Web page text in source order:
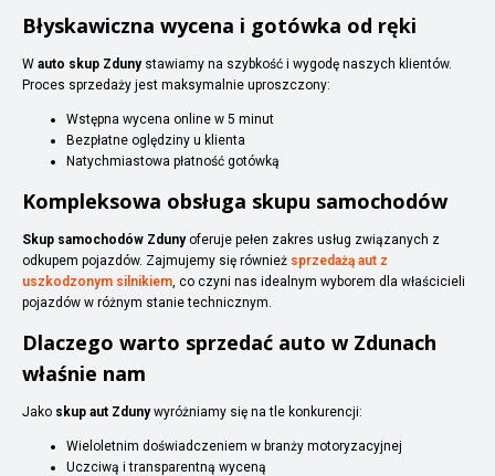
Błyskawiczna wycena i gotówka od ręki
W auto skup Zdunystawiamy na szybkość i wygodę naszych klientów.
Proces sprzedaży jest maksymalnie uproszczony:
Wstępna wycena online w 5 minut
Bezpłatne oględziny u klienta
Natychmiastowa płatność gotówką
Kompleksowa obsługa skupu samochodów
Skup samochodów Zdunyoferuje pełen zakres usług związanych z
odkupem pojazdów. Zajmujemy się również sprzedażą aut z
uszkodzonym silnikiem, co czyni nas idealnym wyborem dla właścicieli
pojazdów w różnym stanie technicznym.
Dlaczego warto sprzedać auto w Zdunach
właśnie nam
Jako skup aut Zdunywyróżniamy się na tle konkurencji:
Wieloletnim doświadczeniem w branży motoryzacyjnej
Uczciwą i transparentną wyceną